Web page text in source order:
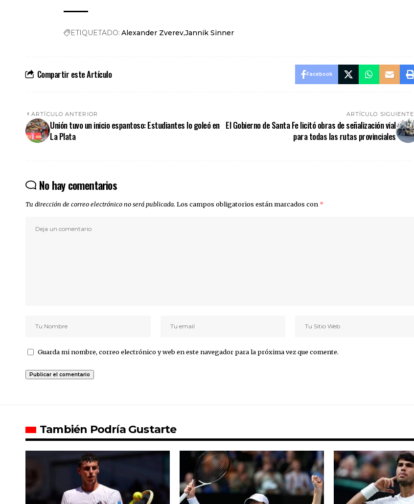
ETIQUETADO: Alexander ZverevJannik Sinner
Compartir este Artículo Facebook
ARTÍCULO ANTERIOR
Unión tuvo un inicio espantoso: Estudiantes lo goleó en
La Plata
ARTÍCULO SIGUIENTE
El Gobierno de Santa Fe licitó obras de señalización vial
para todas las rutas provinciales
No hay comentarios
Tu dirección de correo electrónico no será publicada. Los campos obligatorios están marcados con *
Guarda mi nombre, correo electrónico y web en este navegador para la próxima vez que comente.
También Podría Gustarte